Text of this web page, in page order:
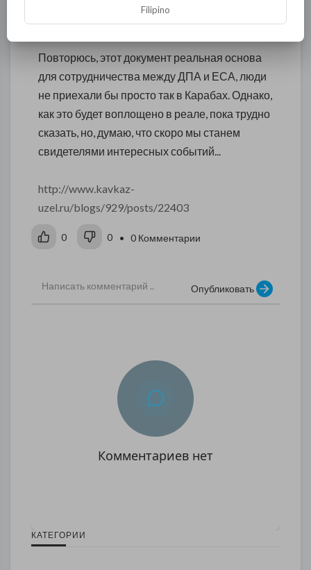
Повторюсь, этот документ реальная основа
для сотрудничества между ДПА и ЕСА, люди
не приехали бы просто так в Карабах. Однако,
как это будет воплощено в реале, пока трудно
сказать, но, думаю, что скоро мы станем
свидетелями интересных событий...
http://www.kavkaz-
uzel.ru/blogs/929/posts/22403
0 0 • 0 Комментарии
Опубликовать
Комментариев нет
КАТЕГОРИИ
Filipino